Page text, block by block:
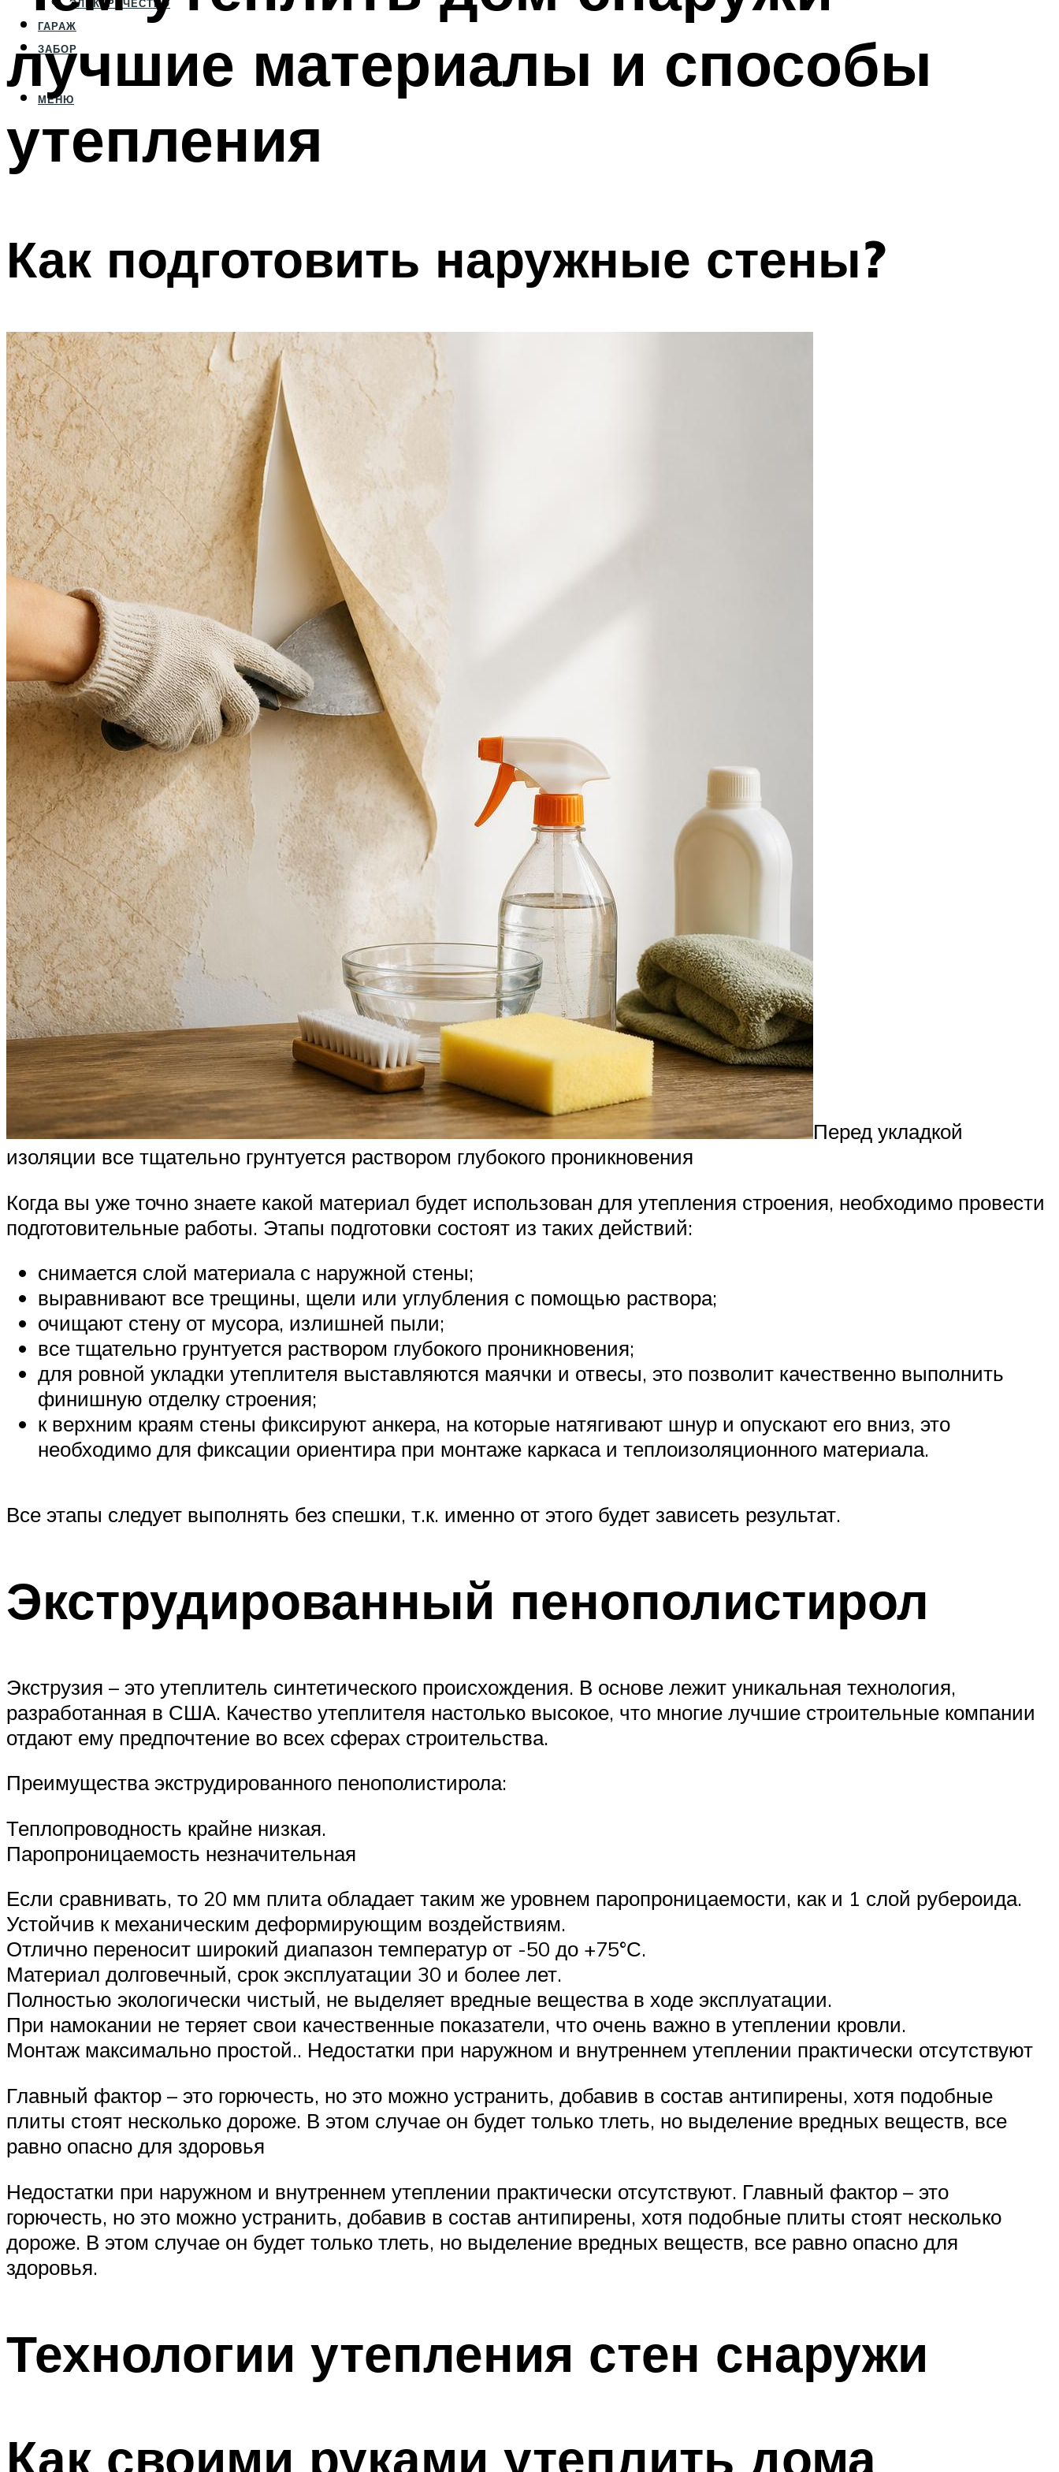
ЭЛЕКТРИЧЕСТВО
ГАРАЖ
ЗАБОР
МЕНЮ
лучшие материалы и способы
утепления
Как подготовить наружные стены?
Перед укладкой
изоляции все тщательно грунтуется раствором глубокого проникновения
Когда вы уже точно знаете какой материал будет использован для утепления строения, необходимо провести
подготовительные работы. Этапы подготовки состоят из таких действий:
снимается слой материала с наружной стены;
выравнивают все трещины, щели или углубления с помощью раствора;
очищают стену от мусора, излишней пыли;
все тщательно грунтуется раствором глубокого проникновения;
для ровной укладки утеплителя выставляются маячки и отвесы, это позволит качественно выполнить
финишную отделку строения;
к верхним краям стены фиксируют анкера, на которые натягивают шнур и опускают его вниз, это
необходимо для фиксации ориентира при монтаже каркаса и теплоизоляционного материала.
Все этапы следует выполнять без спешки, т.к. именно от этого будет зависеть результат.
Экструдированный пенополистирол
Экструзия – это утеплитель синтетического происхождения. В основе лежит уникальная технология,
разработанная в США. Качество утеплителя настолько высокое, что многие лучшие строительные компании
отдают ему предпочтение во всех сферах строительства.
Преимущества экструдированного пенополистирола:
Теплопроводность крайне низкая.
Паропроницаемость незначительная
Если сравнивать, то 20 мм плита обладает таким же уровнем паропроницаемости, как и 1 слой рубероида.
Устойчив к механическим деформирующим воздействиям.
Отлично переносит широкий диапазон температур от -50 до +75°С.
Материал долговечный, срок эксплуатации 30 и более лет.
Полностью экологически чистый, не выделяет вредные вещества в ходе эксплуатации.
При намокании не теряет свои качественные показатели, что очень важно в утеплении кровли.
Монтаж максимально простой.. Недостатки при наружном и внутреннем утеплении практически отсутствуют
Главный фактор – это горючесть, но это можно устранить, добавив в состав антипирены, хотя подобные
плиты стоят несколько дороже. В этом случае он будет только тлеть, но выделение вредных веществ, все
равно опасно для здоровья
Недостатки при наружном и внутреннем утеплении практически отсутствуют. Главный фактор – это
горючесть, но это можно устранить, добавив в состав антипирены, хотя подобные плиты стоят несколько
дороже. В этом случае он будет только тлеть, но выделение вредных веществ, все равно опасно для
здоровья.
Технологии утепления стен снаружи
Как своими руками утеплить дома